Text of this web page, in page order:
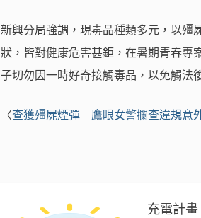
新興分局強調，現毒品種類多元，以殭
狀，皆對健康危害甚鉅，在暑期青春專
子切勿因一時好奇接觸毒品，以免觸法
〈查獲殭屍煙彈 鷹眼女警攔查違規意
充電計畫